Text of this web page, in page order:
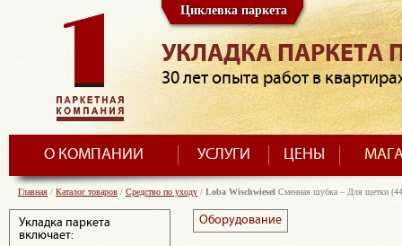
Циклевка паркета
УКЛАДКА ПАРКЕТА
30 лет опыта работ в
О КОМПАНИИ УСЛУГИ ЦЕНЫ
Главная / Каталог товаров / Средство по уходу / Loba Wischwiesel Сменная шубка – Для щетки
Укладка паркета
включает:
Оборудование